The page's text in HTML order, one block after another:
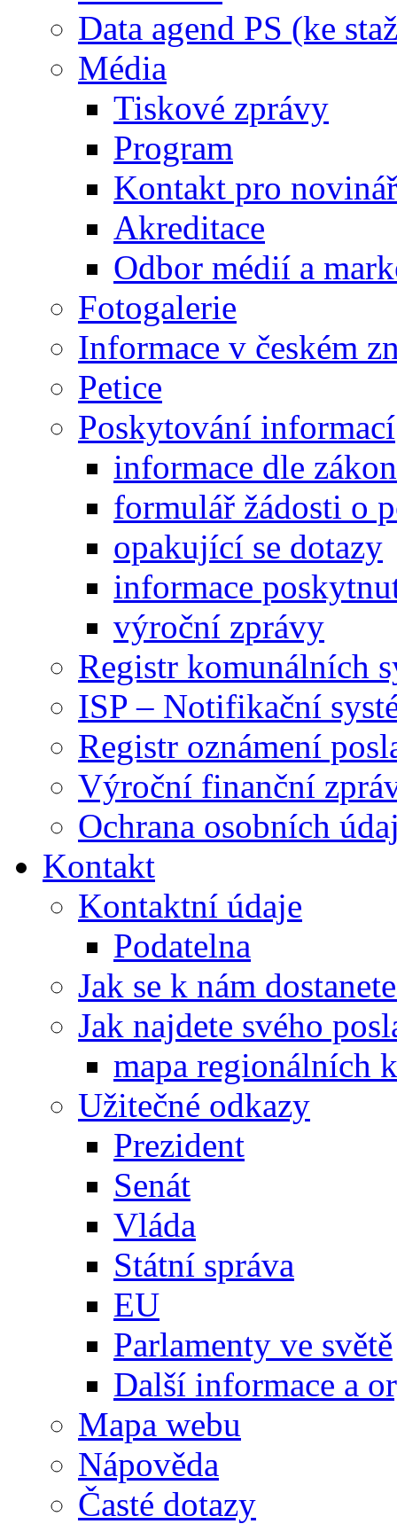
Data agend PS (ke
Média
Tiskové zprávy
Program
Kontakt pro
Akreditace
Odbor médií a
Fotogalerie
Informace v českém
Petice
Poskytování informací
informace dle
formulář žádosti o
opakující se dotazy
informace
výroční zprávy
Registr komunálních
ISP – Notifikační
Registr oznámení
Výroční finanční
Ochrana osobních
Kontakt
Kontaktní údaje
Podatelna
Jak se k nám
Jak najdete svého
mapa regionálních
Užitečné odkazy
Prezident
Senát
Vláda
Státní správa
EU
Parlamenty ve světě
Další informace a
Mapa webu
Nápověda
Časté dotazy